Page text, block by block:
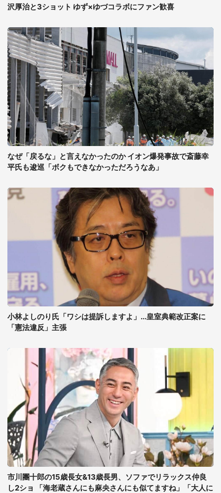
沢厚治と3ショット ゆず×ゆづコラボにファン歓喜
なぜ「戻るな」と言えなかったのか イオン爆発事故で斎藤幸
平氏も逡巡「ボクもできなかっただろうなあ」
小林よしのり氏「ワシは提訴しますよ」...皇室典範改正案に
「憲法違反」主張
市川團十郎の15歳長女&13歳長男、ソファでリラックス仲良
し2ショ 「海老蔵さんにも麻央さんにも似てますね」「大人に